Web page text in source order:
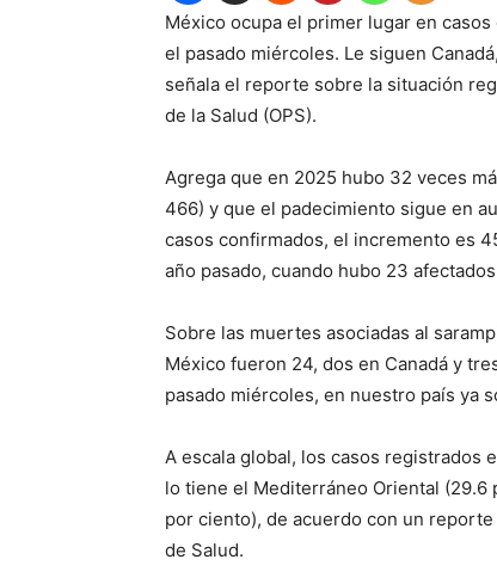
México ocupa el primer lugar en
el pasado miércoles. Le siguen
señala el reporte sobre la situación
de la Salud (OPS).
Agrega que en 2025 hubo 32 veces
466) y que el padecimiento sigue en
casos confirmados, el incremento es
año pasado, cuando hubo 23
Sobre las muertes asociadas al
México fueron 24, dos en Canadá y
pasado miércoles, en nuestro país ya
A escala global, los casos registrados
lo tiene el Mediterráneo Oriental (29.6
por ciento), de acuerdo con un
de Salud.